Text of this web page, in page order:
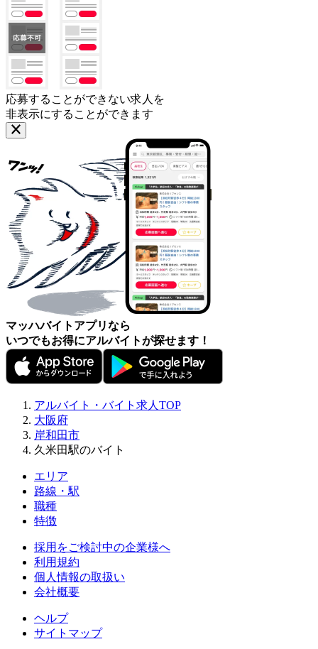
応募することができない求人を
非表示にすることができます
マッハバイトアプリなら
いつでもお得にアルバイトが探せます！
アルバイト・バイト求人TOP
大阪府
岸和田市
久米田駅のバイト
エリア
路線・駅
職種
特徴
採用をご検討中の企業様へ
利用規約
個人情報の取扱い
会社概要
ヘルプ
サイトマップ